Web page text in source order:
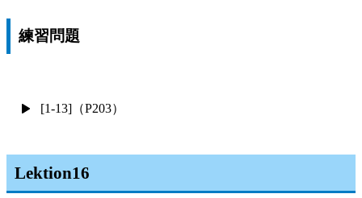
練習問題
[1-13]（P203）
Lektion16